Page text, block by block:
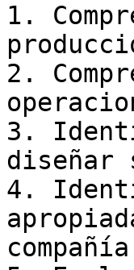
1.
2.
3.
diseñar
4.